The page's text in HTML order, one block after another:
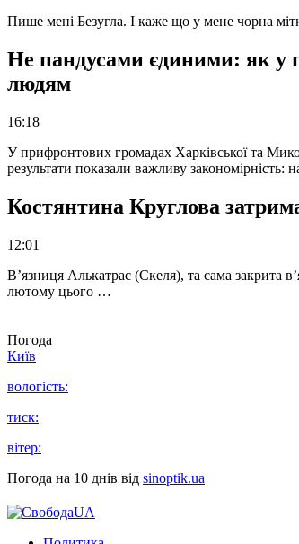
Пише мені Безугла. І каже що у мене чорна
Не пандусами єдиними: як у
людям
16:18
У прифронтових громадах Харківської та
результати показали важливу закономірність:
Костянтина Круглова
12:01
В’язниця Алькатрас (Скеля), та сама закрита
лютому цього …
Погода
Київ
вологість:
тиск:
вітер:
Погода на 10 днів від sinoptik.ua